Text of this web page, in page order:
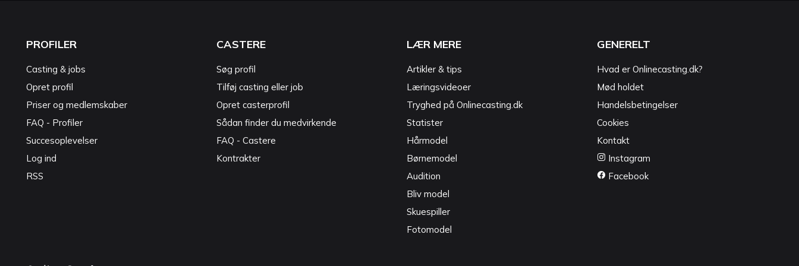
PROFILER
Casting & jobs
Opret profil
Priser og medlemskaber
FAQ - Profiler
Succesoplevelser
Log ind
RSS
CASTERE
Søg profil
Tilføj casting eller job
Opret casterprofil
Sådan finder du medvirkende
FAQ - Castere
Kontrakter
LÆR MERE
Artikler & tips
Læringsvideoer
Tryghed på Onlinecasting.dk
Statister
Hårmodel
Børnemodel
Audition
Bliv model
Skuespiller
Fotomodel
GENERELT
Hvad er Onlinecasting.dk?
Mød holdet
Handelsbetingelser
Cookies
Kontakt
Instagram
Facebook